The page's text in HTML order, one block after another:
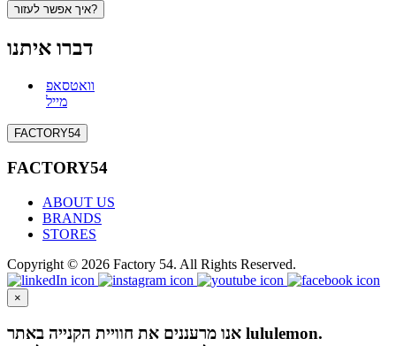
איך אפשר לעזור?
דברו איתנו
וואטסאפ
מייל
FACTORY54
FACTORY54
ABOUT US
BRANDS
STORES
Copyright © 2026 Factory 54. All Rights Reserved.
×
אנו מרעננים את חוויית הקנייה באתר lululemon.